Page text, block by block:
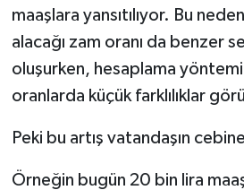
maaşlara yansıtılıyor. Bu
alacağı zam oranı da benzer
oluşurken, hesaplama
oranlarda küçük farklılıklar
Peki bu artış vatandaşın
Örneğin bugün 20 bin lira